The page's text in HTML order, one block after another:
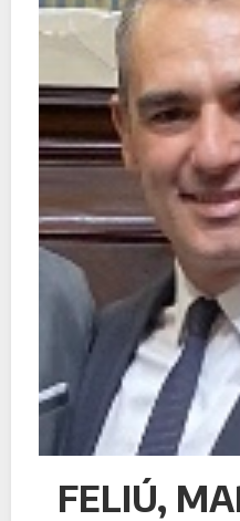
FELIÚ,